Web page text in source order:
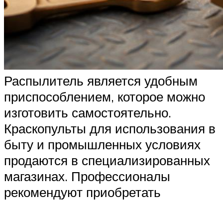
Распылитель является удобным
приспособлением, которое можно
изготовить самостоятельно.
Краскопульты для использования в
быту и промышленных условиях
продаются в специализированных
магазинах. Профессионалы
рекомендуют приобретать